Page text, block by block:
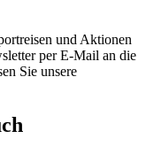
und Aktionen
per E-Mail an die
Sie unsere